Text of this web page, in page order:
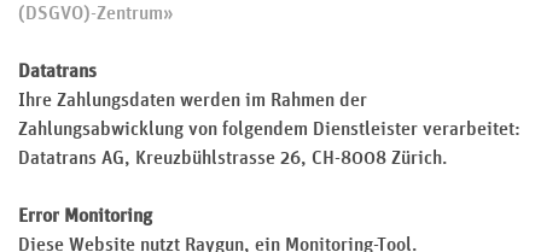
(DSGVO)-Zentrum»
Datatrans
Ihre Zahlungsdaten werden im Rahmen der
Zahlungsabwicklung von folgendem Dienstleister verarbeitet:
Datatrans AG, Kreuzbühlstrasse 26, CH-8008 Zürich.
Error Monitoring
Diese Website nutzt Raygun, ein Monitoring-Tool.